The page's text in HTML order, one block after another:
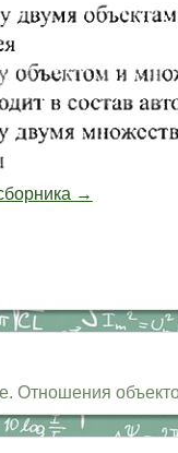
→
Отношения